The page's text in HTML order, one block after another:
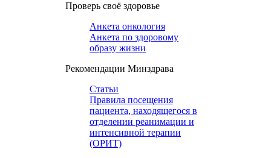
Проверь своё здоровье
Анкета онкология
Анкета по здоровому
образу жизни
Рекомендации Минздрава
Статьи
Правила посещения
пациента, находящегося в
отделении реанимации и
интенсивной терапии
(ОРИТ)